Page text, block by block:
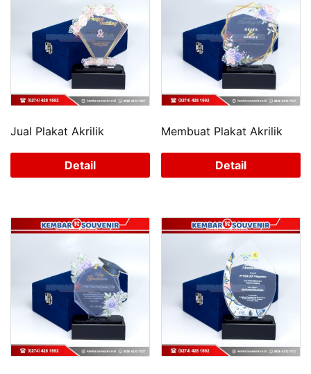
Jual Plakat Akrilik
Detail
Membuat Plakat Akrilik
Detail